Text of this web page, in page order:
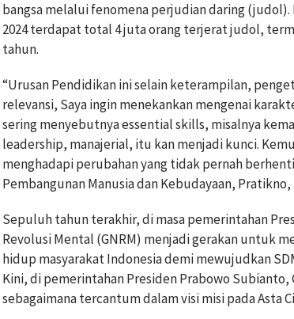
bangsa melalui fenomena perjudian daring
2024 terdapat total 4 juta orang terjerat judol,
tahun.
“Urusan Pendidikan ini selain keterampilan,
relevansi, Saya ingin menekankan mengenai
sering menyebutnya essential skills, misalnya
leadership, manajerial, itu kan menjadi kunci.
menghadapi perubahan yang tidak pernah
Pembangunan Manusia dan Kebudayaan,
Sepuluh tahun terakhir, di masa pemerintahan
Revolusi Mental (GNRM) menjadi gerakan untuk
hidup masyarakat Indonesia demi mewujudkan
Kini, di pemerintahan Presiden Prabowo Subianto,
sebagaimana tercantum dalam visi misi pada Asta